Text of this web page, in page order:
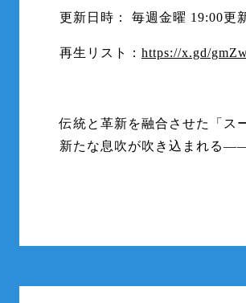
更新日時： 毎週金曜 19:00更
再生リスト： https://x.gd/
伝統と革新を融合させた「ス
新たな息吹が吹き込まれる